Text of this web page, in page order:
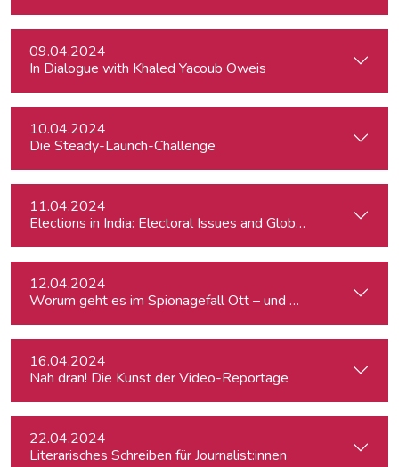
09.04.2024
In Dialogue with Khaled Yacoub Oweis
10.04.2024
Die Steady-Launch-Challenge
11.04.2024
Elections in India: Electoral Issues and Global Ambitions
12.04.2024
Worum geht es im Spionagefall Ott – und wie reagiert die
16.04.2024
Nah dran! Die Kunst der Video-Reportage
22.04.2024
Literarisches Schreiben für Journalist:innen